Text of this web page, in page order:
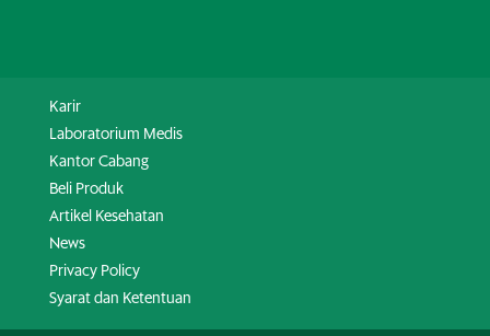
Karir
Laboratorium Medis
Kantor Cabang
Beli Produk
Artikel Kesehatan
News
Privacy Policy
Syarat dan Ketentuan